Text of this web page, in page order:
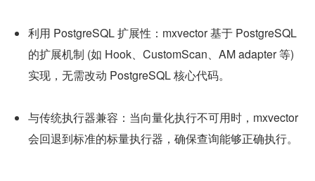
利用 PostgreSQL 扩展性：mxvector 基于 PostgreSQL
的扩展机制 (如 Hook、CustomScan、AM adapter 等)
实现，无需改动 PostgreSQL 核心代码。
与传统执行器兼容：当向量化执行不可用时，mxvector
会回退到标准的标量执行器，确保查询能够正确执行。